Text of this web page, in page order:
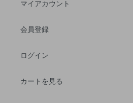
マイアカウント
会員登録
ログイン
カートを見る